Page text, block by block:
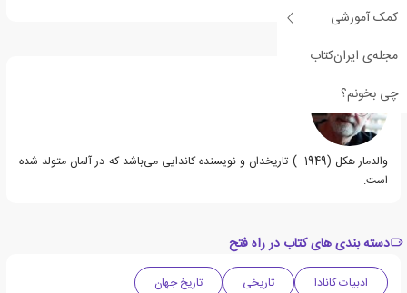
کمک آموزشی
مجله‌ی ایران‌کتاب
چی بخونم؟
درباره والدمار هکل
والدمار هکل (1949- ) تاریخدان و نویسنده کاندایی می‌باشد که در آلمان متولد شده
است.
دسته بندی های کتاب در راه فتح
ادبیات کانادا تاریخی
تاریخ جهان